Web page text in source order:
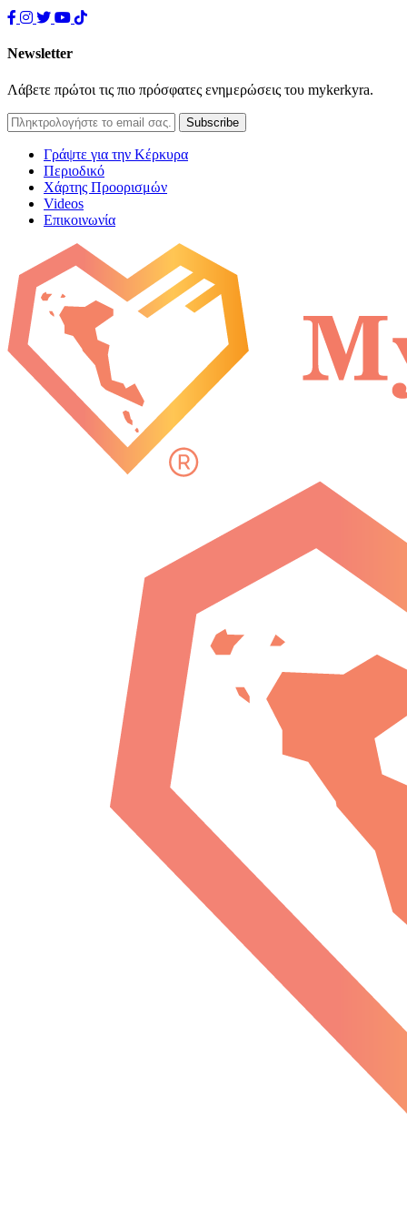
Newsletter
Λάβετε πρώτοι τις πιο πρόσφατες ενημερώσεις του mykerkyra.
Γράψτε για την Κέρκυρα
Περιοδικό
Χάρτης Προορισμών
Videos
Επικοινωνία